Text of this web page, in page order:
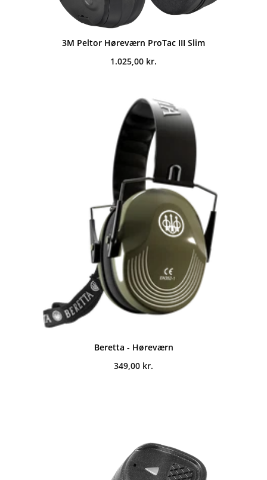
3M Peltor Høreværn ProTac III Slim
1.025,00 kr.
Beretta - Høreværn
349,00 kr.